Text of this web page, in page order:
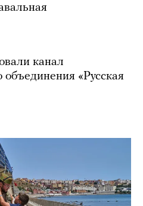
канал
объединения «Русская